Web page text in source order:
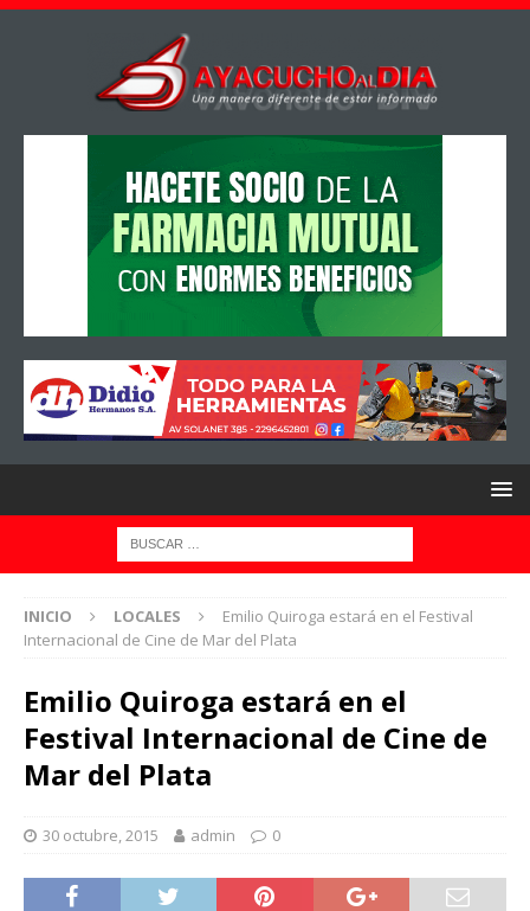
INICIO LOCALES
Emilio Quiroga estará en el Festival
Internacional de Cine de Mar del Plata
Emilio Quiroga estará en el
Festival Internacional de Cine de
Mar del Plata
30 octubre, 2015 admin 0